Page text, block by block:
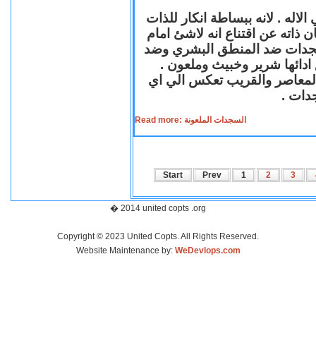
. لانه ببساطة انكار للذات
ذاته عن اقتناع انه لاشئ امام
ضد المنطق البشري وضد
ادائها شرير وخبيث وملعون .
المعاصر والقريب تعكس الي اي
.
Read more: السجدات الملعونة
Start Prev 1 2 3
� 2014 united copts .org
Copyright © 2023 United Copts. All Rights Reserved.
Website Maintenance by: WeDevlops.com